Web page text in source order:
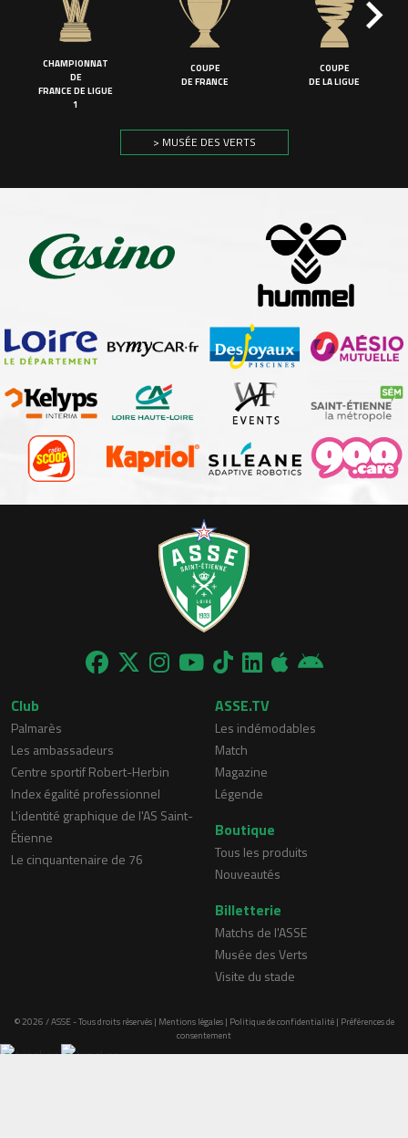
CHAMPIONNAT
DE
FRANCE DE LIGUE
1
COUPE
DE FRANCE
COUPE
DE LA LIGUE
> MUSÉE DES VERTS
Club
Palmarès
Les ambassadeurs
Centre sportif Robert-Herbin
Index égalité professionnel
L'identité graphique de l'AS Saint-
Étienne
Le cinquantenaire de 76
ASSE.TV
Les indémodables
Match
Magazine
Légende
Boutique
Tous les produits
Nouveautés
Billetterie
Matchs de l'ASSE
Musée des Verts
Visite du stade
© 2026 / ASSE - Tous droits réservés | Mentions légales| Politique de confidentialité| Préférences de
consentement